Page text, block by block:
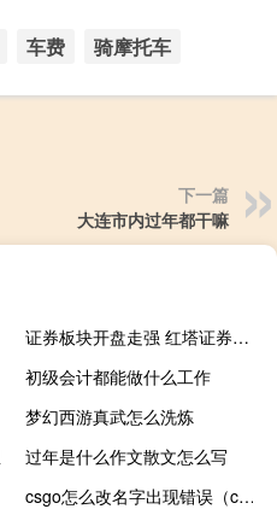
车费 骑摩托车
下一篇
大连市内过年都干嘛
证券板块开盘走强 红塔证券涨超8%
初级会计都能做什么工作
梦幻西游真武怎么洗炼
过年是什么作文散文怎么写
csgo怎么改名字出现错误（csgo怎么改名字）